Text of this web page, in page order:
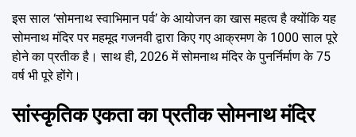
इस साल ‘सोमनाथ स्वाभिमान पर्व’ के आयोजन का खास महत्व है क्योंकि यह
सोमनाथ मंदिर पर महमूद गजनवी द्वारा किए गए आक्रमण के 1000 साल पूरे
होने का प्रतीक है। साथ ही, 2026 में सोमनाथ मंदिर के पुनर्निर्माण के 75
वर्ष भी पूरे होंगे।
सांस्कृतिक एकता का प्रतीक सोमनाथ मंदिर